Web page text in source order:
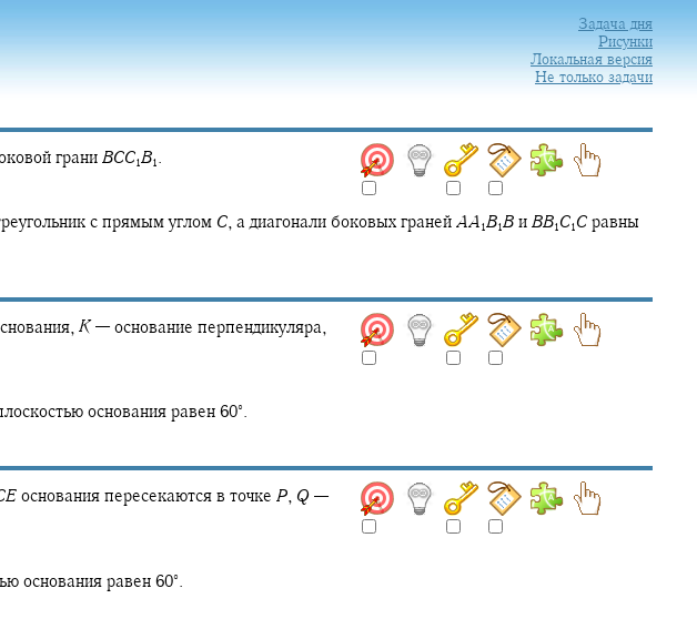
Задача дня
Рисунки
Локальная версия
Не только задачи
грани BCC1B1 .
с прямым углом C, а диагонали боковых граней AA 1B1B и BB1 C1 C равны
K — основание перпендикуляра,
основания равен 60‍∘ .
E основания пересекаются в точке P, Q —
основания равен 60‍∘ .